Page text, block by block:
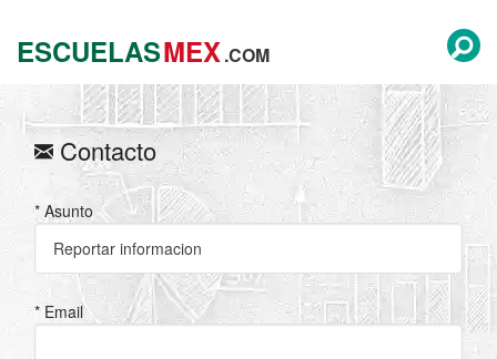
ESCUELASMEX.COM
Contacto
* Asunto
* Email